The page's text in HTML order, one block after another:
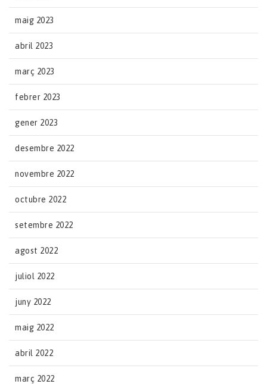
maig 2023
abril 2023
març 2023
febrer 2023
gener 2023
desembre 2022
novembre 2022
octubre 2022
setembre 2022
agost 2022
juliol 2022
juny 2022
maig 2022
abril 2022
març 2022